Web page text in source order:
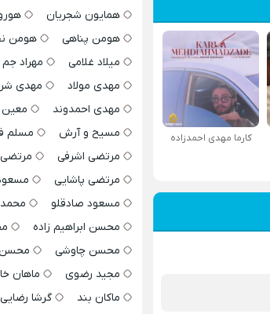
کارما مهدی احمدزاده
همایون شجریان
هومن پناهی
هومن
میلاد غلامی
مهراد جم
مهدی مولاد
مهدی
مهدی احمدوند
معین
مسیح و آرش
مسلم
مرتضی اشرفی
مرتضی پاشایی
مسعود صادقلو
محسن ابراهیم زاده
محسن چاوشی
محسن
مجید رضوی
ماهان
ماکان بند
گرشا رضایی